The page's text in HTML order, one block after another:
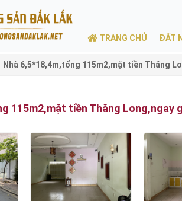
TRANG CHỦ ĐẤT
Nhà 6,5*18,4m,tổng 115m2,mặt tiền Thăng
115m2,mặt tiền Thăng Long,ngay